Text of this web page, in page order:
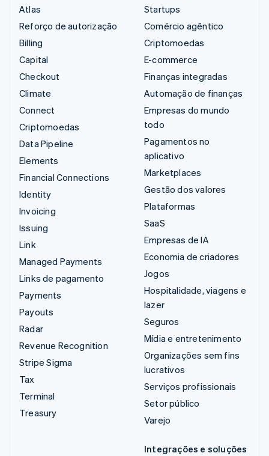
Atlas
Reforço de autorização
Billing
Capital
Checkout
Climate
Connect
Criptomoedas
Data Pipeline
Elements
Financial Connections
Identity
Invoicing
Issuing
Link
Managed Payments
Links de pagamento
Payments
Payouts
Radar
Revenue Recognition
Stripe Sigma
Tax
Terminal
Treasury
Startups
Comércio agêntico
Criptomoedas
E-commerce
Finanças integradas
Automação de finanças
Empresas do mundo
todo
Pagamentos no
aplicativo
Marketplaces
Gestão dos valores
Plataformas
SaaS
Empresas de IA
Economia de criadores
Jogos
Hospitalidade, viagens e
lazer
Seguros
Mídia e entretenimento
Organizações sem fins
lucrativos
Serviços profissionais
Setor público
Varejo
Integrações e soluções